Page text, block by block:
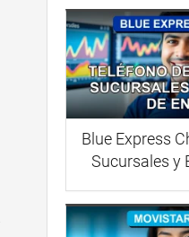
Blue Express
Sucursales y